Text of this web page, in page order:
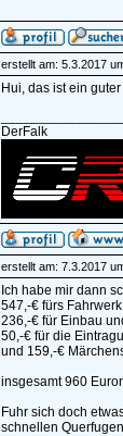
erstellt am: 5.3.2017
Hui, das ist ein
DerFalk
erstellt am: 7.3.2017
Ich habe mir dann
547,-€ fürs Fahrwerk
236,-€ für Einbau
50,-€ für die
und 159,-€
insgesamt 960
Fuhr sich doch
schnellen